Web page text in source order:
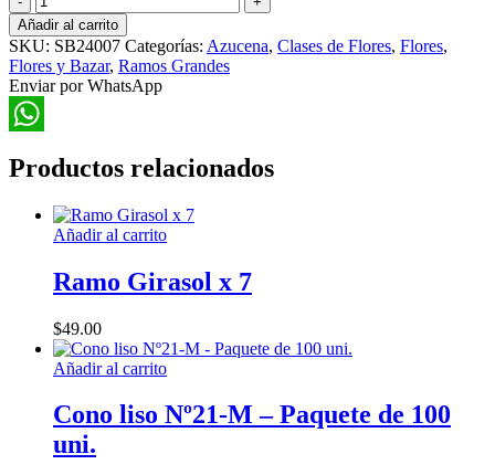
Azucena
Grande
cantidad
Añadir al carrito
SKU: SB24007 Categorías: Azucena, Clases de Flores, Flores,
Flores y Bazar, Ramos Grandes
Enviar por WhatsApp
Productos relacionados
Añadir al carrito
Ramo Girasol x 7
$49.00
Añadir al carrito
Cono liso Nº21-M – Paquete de 100
uni.